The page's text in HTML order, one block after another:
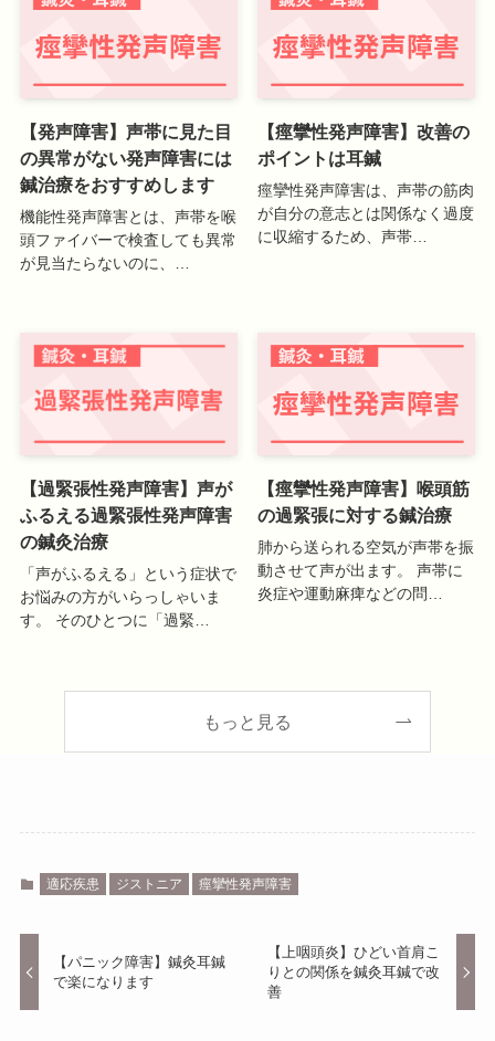
【発声障害】声帯に見た目
の異常がない発声障害には
鍼治療をおすすめします
機能性発声障害とは、声帯を喉
頭ファイバーで検査しても異常
が見当たらないのに、…
【痙攣性発声障害】改善の
ポイントは耳鍼
痙攣性発声障害は、声帯の筋肉
が自分の意志とは関係なく過度
に収縮するため、声帯…
【過緊張性発声障害】声が
ふるえる過緊張性発声障害
の鍼灸治療
「声がふるえる」という症状で
お悩みの方がいらっしゃいま
す。 そのひとつに「過緊…
【痙攣性発声障害】喉頭筋
の過緊張に対する鍼治療
肺から送られる空気が声帯を振
動させて声が出ます。 声帯に
炎症や運動麻痺などの問…
もっと見る
適応疾患 ジストニア 痙攣性発声障害
【パニック障害】鍼灸耳鍼
で楽になります
【上咽頭炎】ひどい首肩こ
りとの関係を鍼灸耳鍼で改
善